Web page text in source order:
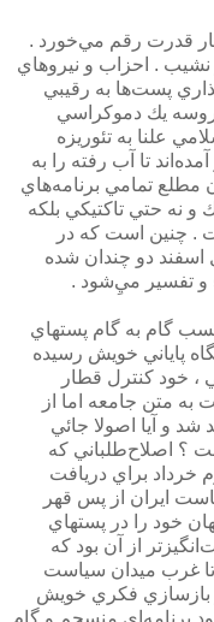
قدرت رقم مي‌خورد .
و نشيب . احزاب و نيروهاي
پست‌ها به رقيبي
يك دموكراسي
علنا به تئوريزه
تا آب رفته را به
مطلع تمامي برنامه‌هاي
و نه حتي تاكتيكي بلكه
. چنين است كه در
اسفند دو چندان شده
و تفسير ميِ‌شود .
گام به گام پستهاي
پاياني خويش رسيده
، خود كنترل قطار
متن جامعه اما از
شد و آيا اصولا جائي
؟ اصلاح‌طلباني كه
براي دريافت
ايران از پس قهر
خود را در پستهاي
از آن بود كه
تا غرب ميدان سياست
بازسازي فكري خويش
برنامه‌اي منسجم و گام